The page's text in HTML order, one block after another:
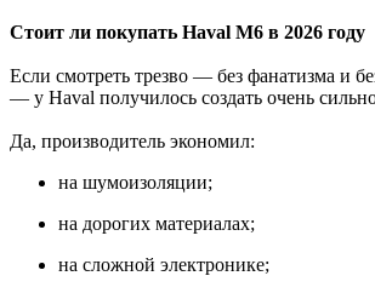
Стоит ли покупать Haval M6 в 2026 году
Если смотреть трезво — без фанатизма и
— у Haval получилось создать очень
Да, производитель экономил:
на шумоизоляции;
на дорогих материалах;
на сложной электронике;